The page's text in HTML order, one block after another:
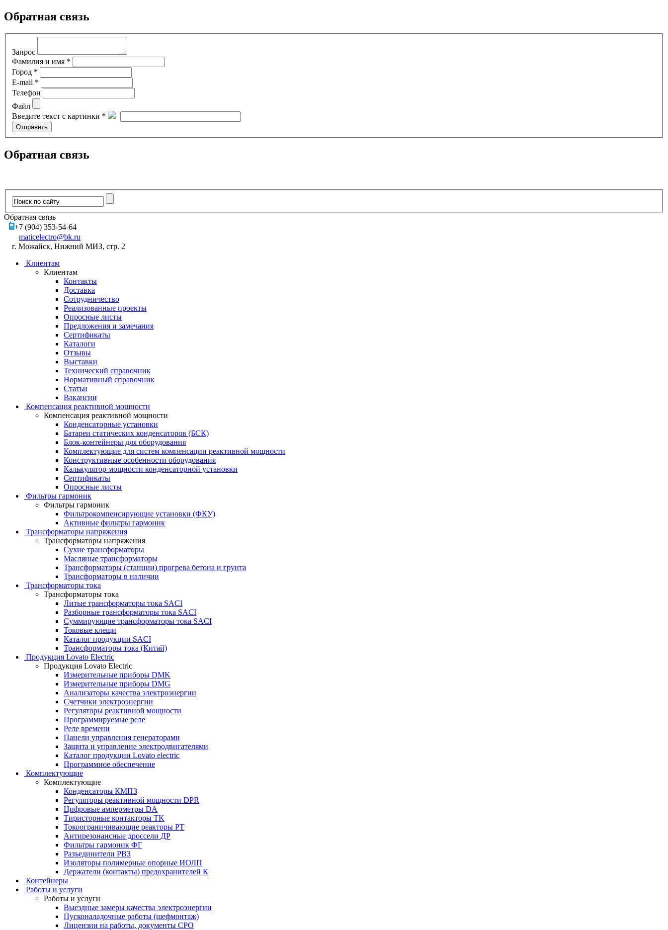
Обратная связь
Запрос
Фамилия и имя *
Город *
E-mail *
Телефон
Файл
Введите текст с картинки *
Обратная связь
Обратная связь
+7 (904) 353-54-64
maticelectro@bk.ru
г. Можайск, Нижний МИЗ, стр. 2
Клиентам
Клиентам
Контакты
Доставка
Сотрудничество
Реализованные проекты
Опросные листы
Предложения и замечания
Сертификаты
Каталоги
Отзывы
Выставки
Технический справочник
Нормативный справочник
Статьи
Вакансии
Компенсация реактивной мощности
Компенсация реактивной мощности
Конденсаторные установки
Батареи статических конденсаторов (БСК)
Блок-контейнеры для оборудования
Комплектующие для систем компенсации реактивной мощности
Конструктивные особенности оборудования
Калькулятор мощности конденсаторной установки
Сертификаты
Опросные листы
Фильтры гармоник
Фильтры гармоник
Фильтрокомпенсирующие установки (ФКУ)
Активные фильтры гармоник
Трансформаторы напряжения
Трансформаторы напряжения
Сухие трансформаторы
Масляные трансформаторы
Трансформаторы (станции) прогрева бетона и грунта
Трансформаторы в наличии
Трансформаторы тока
Трансформаторы тока
Литые трансформаторы тока SACI
Разборные трансформаторы тока SACI
Суммирующие трансформаторы тока SACI
Токовые клещи
Каталог продукции SACI
Трансформаторы тока (Китай)
Продукция Lovato Electric
Продукция Lovato Electric
Измерительные приборы DMK
Измерительные приборы DMG
Анализаторы качества электроэнергии
Счетчики электроэнергии
Регуляторы реактивной мощности
Программируемые реле
Реле времени
Панели управления генераторами
Защита и управление электродвигателями
Каталог продукции Lovato electric
Программное обеспечение
Комплектующие
Комплектующие
Конденсаторы КМПЗ
Регуляторы реактивной мощности DPR
Цифровые амперметры DA
Тиристорные контакторы TK
Токоограничивающие реакторы РТ
Антирезонансные дроссели ДР
Фильтры гармоник ФГ
Разъединители РВЗ
Изоляторы полимерные опорные ИОЛП
Держатели (контакты) предохранителей К
Контейнеры
Работы и услуги
Работы и услуги
Выездные замеры качества электроэнергии
Пусконаладочные работы (шефмонтаж)
Лицензии на работы, документы СРО